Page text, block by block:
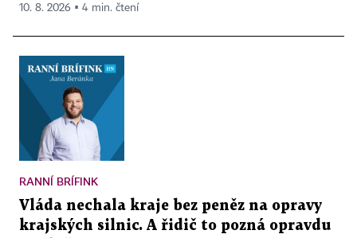
10. 8. 2026 ▪ 4 min. čtení
RANNÍ BRÍFINK
Vláda nechala kraje bez peněz na opravy
krajských silnic. A řidič to pozná opravdu